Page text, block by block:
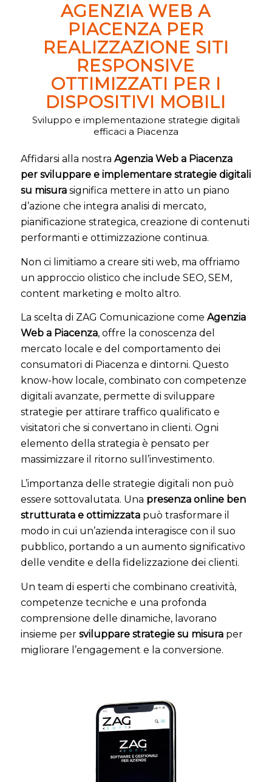
AGENZIA WEB A
PIACENZA PER
REALIZZAZIONE SITI
RESPONSIVE
OTTIMIZZATI PER I
DISPOSITIVI MOBILI
Sviluppo e implementazione strategie digitali
efficaci a Piacenza
Affidarsi alla nostra Agenzia Web a Piacenza
per sviluppare e implementare strategie digitali
su misurasignifica mettere in atto un piano
d’azione che integra analisi di mercato,
pianificazione strategica, creazione di contenuti
performanti e ottimizzazione continua.
Non ci limitiamo a creare siti web, ma offriamo
un approccio olistico che include SEO, SEM,
content marketing e molto altro.
La scelta di ZAG Comunicazione come Agenzia
Web a Piacenza, offre la conoscenza del
mercato locale e del comportamento dei
consumatori di Piacenza e dintorni. Questo
know-how locale, combinato con competenze
digitali avanzate, permette di sviluppare
strategie per attirare traffico qualificato e
visitatori che si convertano in clienti. Ogni
elemento della strategia è pensato per
massimizzare il ritorno sull’investimento.
L’importanza delle strategie digitali non può
essere sottovalutata. Una presenza online ben
strutturata e ottimizzatapuò trasformare il
modo in cui un’azienda interagisce con il suo
pubblico, portando a un aumento significativo
delle vendite e della fidelizzazione dei clienti.
Un team di esperti che combinano creatività,
competenze tecniche e una profonda
comprensione delle dinamiche, lavorano
insieme per sviluppare strategie su misuraper
migliorare l’engagement e la conversione.